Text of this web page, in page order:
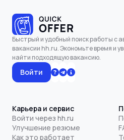
Быстрый и удобный поиск работы с
вакансии hh.ru. Экономьте время и
найти подходящую вакансию.
Войти
Карьера и сервис
Войти через hh.ru
Улучшение резюме
Как это работает